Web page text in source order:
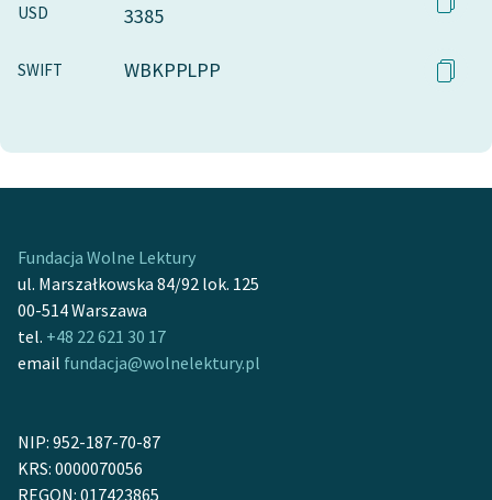
USD
3385
SWIFT WBKPPLPP
Fundacja Wolne Lektury
ul. Marszałkowska 84/92 lok. 125
00-514 Warszawa
tel. +48 22 621 30 17
email fundacja@wolnelektury.pl
NIP: 952-187-70-87
KRS: 0000070056
REGON: 017423865